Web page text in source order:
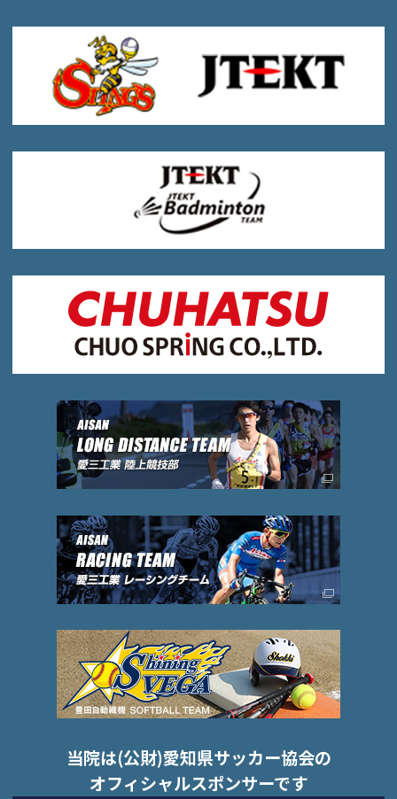
当院は(公財)愛知県サッカー協会の
オフィシャルスポンサーです